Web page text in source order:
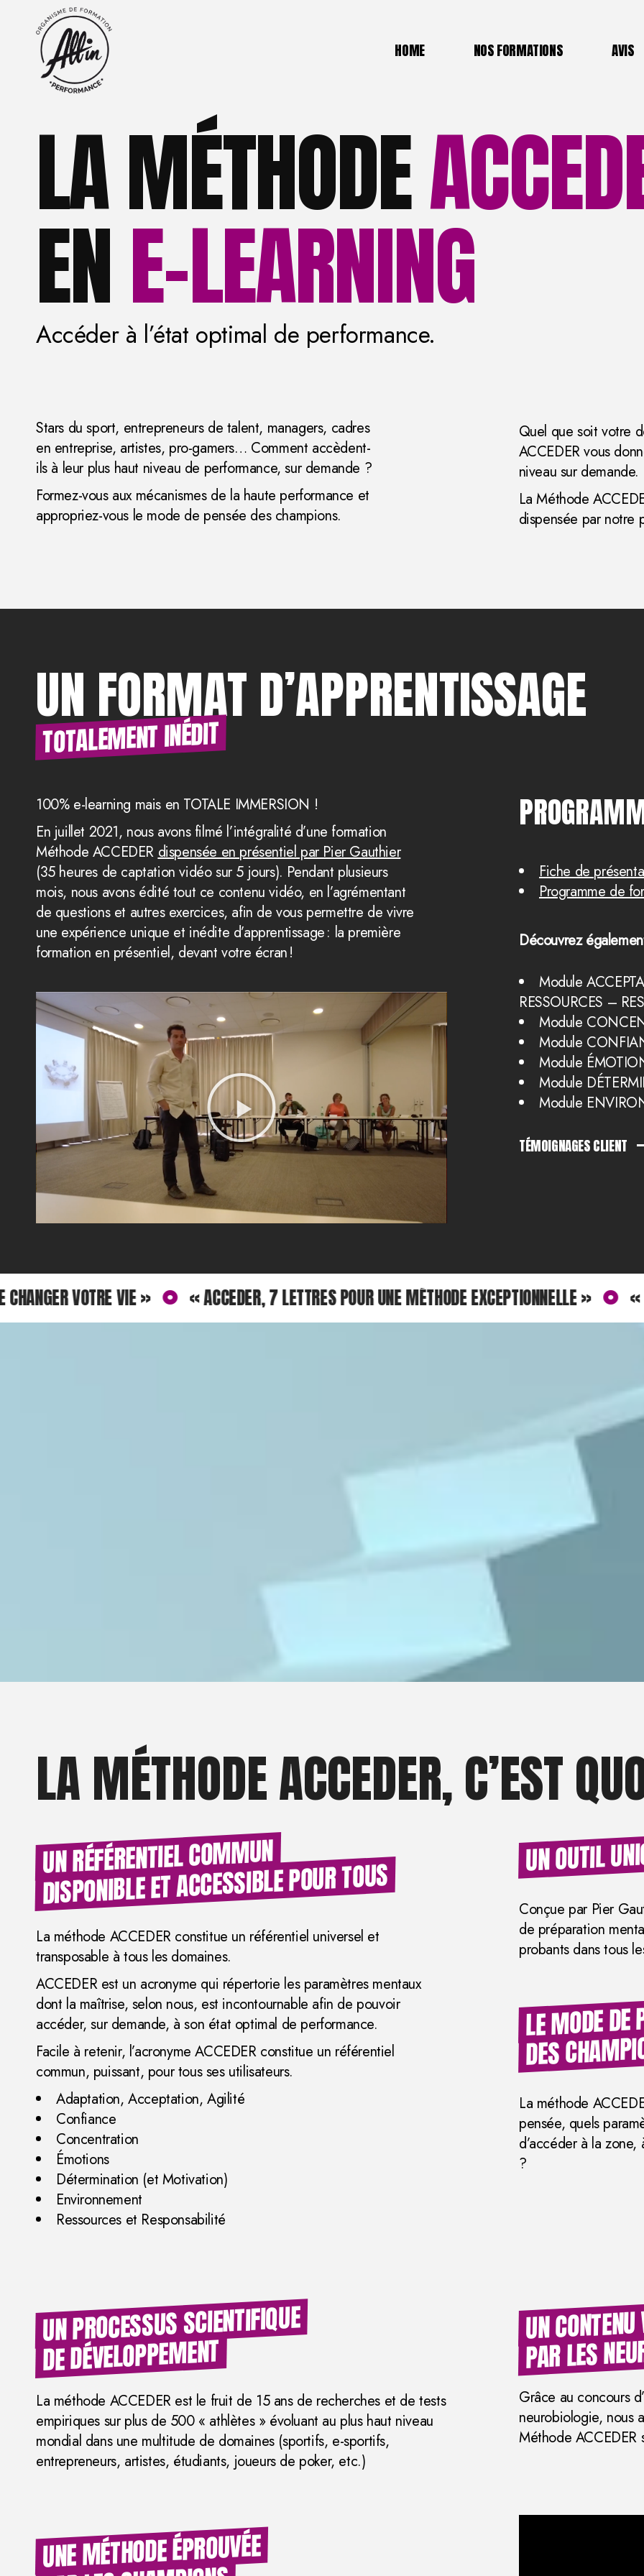
HOME
NOS FORMATIONS
Formation DEJEPS
Tennis
Formation TFP Padel
Biomécanique Tennis
La méthode ACCEDER
AVIS
Tennis
La
La
LA MÉTHODE
ENE-LEARNING
Accéder à l’état optimal de performance.
Stars du sport, entrepreneurs de talent, managers, cadres
en entreprise, artistes, pro-gamers… Comment accèdent-
ils à leur plus haut niveau de performance, sur demande ?
Formez-vous aux mécanismes de la haute performance et
appropriez-vous le mode de pensée des champions.
Quel que soit votre
ACCEDER vous
niveau sur demande.
La Méthode
dispensée par notre
UN FORMAT D’APPRENTISSAGE
TOTALEMENT INÉDIT
100% e-learning mais en TOTALE IMMERSION !
En juillet 2021, nous avons filmé l’intégralité d’une formation
Méthode ACCEDERdispensée en présentiel par Pier Gauthier
(35 heures de captation vidéo sur 5 jours). Pendant plusieurs
mois, nous avons édité tout ce contenu vidéo, en l’agrémentant
de questions et autres exercices, afin de vous permettre de vivre
une expérience unique et inédite d’apprentissage : la première
formation en présentiel, devant votre écran !
Fiche de
Programme de
Découvrez
Module
RESSOURCES –
Module
Module
Module
Module
Module
TÉMOIGNAGES CLIENT
VOTRE VIE » « ACCEDER, 7 LETTRES POUR UNE MÉTHODE EXCEPTIONNELLE » « UN
LA MÉTHODE ACCEDER, C’EST
UN RÉFÉRENTIEL COMMUN
DISPONIBLE ET ACCESSIBLE POUR TOUS
La méthode ACCEDER constitue un référentiel universel et
transposable à tous les domaines.
ACCEDER est un acronyme qui répertorie les paramètres mentaux
dont la maîtrise, selon nous, est incontournable afin de pouvoir
accéder, sur demande, à son état optimal de performance.
Facile à retenir, l’acronyme ACCEDER constitue un référentiel
commun, puissant, pour tous ses utilisateurs.
Adaptation, Acceptation, Agilité
Confiance
Concentration
Émotions
Détermination (et Motivation)
Environnement
Ressources et Responsabilité
UN OUTIL
Conçue par Pier
de préparation
probants dans tous
LE MODE DE
DES
La méthode
pensée, quels
d’accéder à la
?
UN PROCESSUS SCIENTIFIQUE
DE DÉVELOPPEMENT
La méthode ACCEDER est le fruit de 15 ans de recherches et de tests
empiriques sur plus de 500 « athlètes » évoluant au plus haut niveau
mondial dans une multitude de domaines (sportifs, e-sportifs,
entrepreneurs, artistes, étudiants, joueurs de poker, etc.)
UN
PAR LES
Grâce au concours
neurobiologie, nous
Méthode ACCEDER
UNE MÉTHODE ÉPROUVÉE